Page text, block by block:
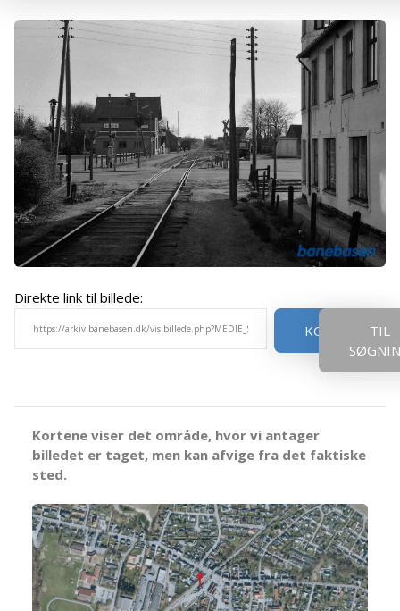
Direkte link til billede:
KOPIER
TIL
Kortene viser det område, hvor vi antager
billedet er taget, men kan afvige fra det faktiske
sted.